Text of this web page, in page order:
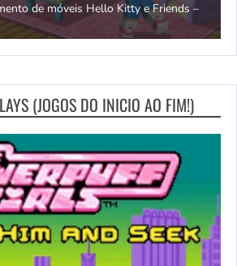
de móveis Hello Kitty e Friends –
(JOGOS DO INICIO AO FIM!)